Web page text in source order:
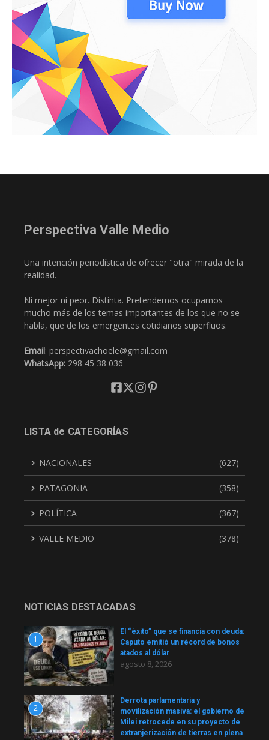
Perspectiva Valle Medio
Una intención periodística de ofrecer "otra" mirada de la
realidad.
Ni mejor ni peor. Distinta. Pretendemos ocuparnos
mucho más de los temas importantes de los que no se
habla, que de los emergentes cotidianos superfluos.
Email: perspectivachoele@gmail.com
WhatsApp: 298 45 38 036
LISTA de CATEGORÍAS
NACIONALES (627)
PATAGONIA (358)
POLÍTICA (367)
VALLE MEDIO (378)
NOTICIAS DESTACADAS
1
El “éxito” que se financia con deuda:
Caputo emitió un récord de bonos
atados al dólar
agosto 8, 2026
2
Derrota parlamentaria y
movilización masiva: el gobierno de
Milei retrocede en su proyecto de
extranjerización de tierras en plena